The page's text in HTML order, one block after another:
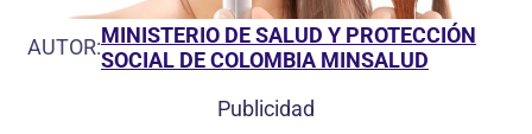
AUTOR:MINISTERIO DE SALUD Y PROTECCIÓN
SOCIAL DE COLOMBIA MINSALUD
Publicidad